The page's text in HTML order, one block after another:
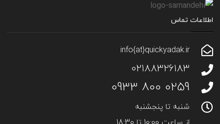
اطلاعات تماس
info{at}quickyadak.ir
02188326183
0259 800 0933
شنبه تا پنجشنبه